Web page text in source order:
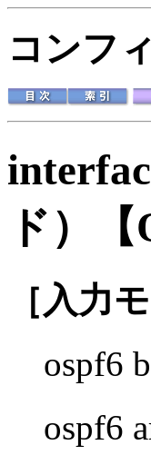
コンフ
ド）
［入力
ospf6
ospf6